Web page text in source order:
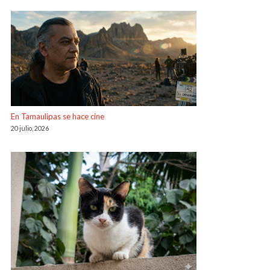
En Tamaulipas se hace cine
20 julio, 2026